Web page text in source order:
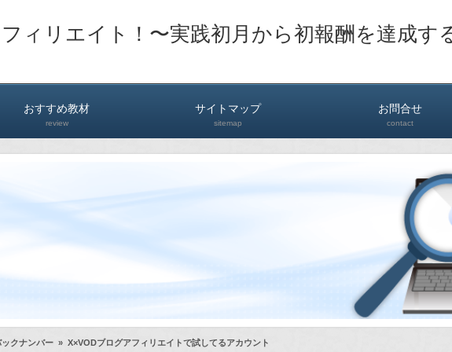
ィリエイト！〜実践初月から初報酬を達成す
おすすめ教材
review
サイトマップ
sitemap
お問合せ
contact
ックナンバー » X×VODブログアフィリエイトで試してるアカウント